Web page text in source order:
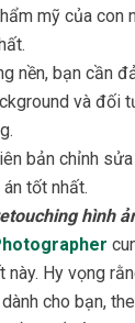
mỹ của con
nền, bạn cần
và đối
bản chỉnh
tốt nhất.
hình
này. Hy vọng
cho bạn,